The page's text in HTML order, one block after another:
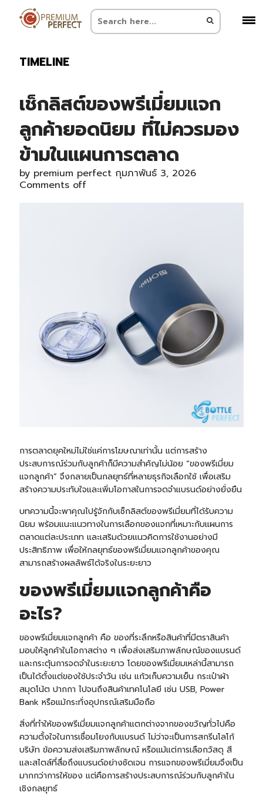
TIMELINE
เช็กลิสต์ของพรีเมี่ยมแจก
ลูกค้ายอดนิยม ที่ไม่ควรมอง
ข้ามในแผนการตลาด
by premium perfect กุมภาพันธ์ 3, 2026
Comments off
การตลาดยุคใหม่ไม่ใช่แค่การโฆษณาเท่านั้น แต่การสร้าง
ประสบการณ์ร่วมกับลูกค้าก็มีความสำคัญไม่น้อย “ของพรีเมี่ยม
แจกลูกค้า” จึงกลายเป็นกลยุทธ์ที่หลายธุรกิจเลือกใช้ เพื่อเสริม
สร้างความประทับใจและเพิ่มโอกาสในการจดจำแบรนด์อย่างยั่งยืน
บทความนี้จะพาคุณไปรู้จักกับเช็กลิสต์ของพรีเมี่ยมที่ได้รับความ
นิยม พร้อมแนะแนวทางในการเลือกของแจกที่เหมาะกับแผนการ
ตลาดแต่ละประเภท และเสริมด้วยแนวคิดการใช้งานอย่างมี
ประสิทธิภาพ เพื่อให้กลยุทธ์ของพรีเมี่ยมแจกลูกค้าของคุณ
สามารถสร้างผลลัพธ์ได้จริงในระยะยาว
ของพรีเมี่ยมแจกลูกค้าคือ
อะไร?
ของพรีเมี่ยมแจกลูกค้า คือ ของที่ระลึกหรือสินค้าที่มีตราสินค้า
มอบให้ลูกค้าในโอกาสต่าง ๆ เพื่อส่งเสริมภาพลักษณ์ของแบรนด์
และกระตุ้นการจดจำในระยะยาว โดยของพรีเมี่ยมเหล่านี้สามารถ
เป็นได้ตั้งแต่ของใช้ประจำวัน เช่น แก้วเก็บความเย็นกระเป๋าผ้า
สมุดโน้ต ปากกา ไปจนถึงสินค้าเทคโนโลยี เช่น USB, Power
Bank หรือแม้กระทั่งอุปกรณ์เสริมมือถือ
สิ่งที่ทำให้ของพรีเมี่ยมแจกลูกค้าแตกต่างจากของขวัญทั่วไปคือ
ความตั้งใจในการเชื่อมโยงกับแบรนด์ ไม่ว่าจะเป็นการสกรีนโลโก้
บริษัท ข้อความส่งเสริมภาพลักษณ์ หรือแม้แต่การเลือกวัสดุ สี
และสไตล์ที่สื่อถึงแบรนด์อย่างชัดเจน การแจกของพรีเมี่ยมจึงเป็น
มากกว่าการให้ของ แต่คือการสร้างประสบการณ์ร่วมกับลูกค้าใน
เชิงกลยุทธ์